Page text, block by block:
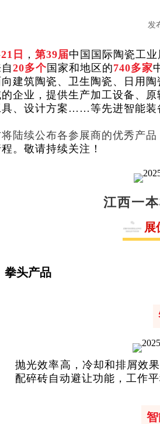
发
日 ，第39届中国国际陶瓷工
20多个 国家和地区的740多家
建筑陶瓷、卫生陶瓷、日用
企业，提供生产加工设备、
具、设计方案……等先进智能装
陆续公布各参展商的优秀产品
。敬请持续关注！
江西一
展
拳头产品
抛光效率高，冷却和排屑效
配碎砖自动避让功能，工作